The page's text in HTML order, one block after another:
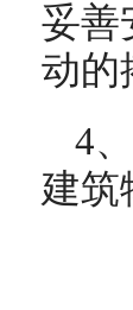
妥善
动的
4
建筑